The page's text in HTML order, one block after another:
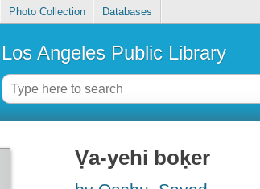
Photo Collection Databases
Los Angeles Public Library
Ṿa-yehi boḳer